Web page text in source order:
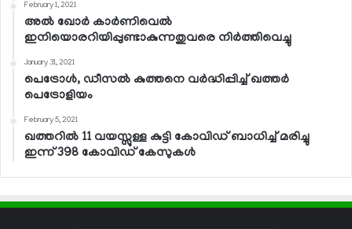
February 1, 2021
അല്‍ ഖോര്‍ കാര്‍ണിവെല്‍
ഇനിയൊരറിയിപ്പുണ്ടാകുന്നതുവരെ നിര്‍ത്തിവെച്ചു
January 31, 2021
പെട്രോള്‍, ഡീസല്‍ കുത്തനെ വര്‍ദ്ധിപ്പിച്ച് ഖത്തര്‍
പെട്രോളിയം
February 5, 2021
ഖത്തറില്‍ 11 വയസ്സുള്ള കുട്ടി കോവിഡ് ബാധിച്ച് മരിച്ചു
ഇന്ന് 398 കോവിഡ് കേസുകള്‍